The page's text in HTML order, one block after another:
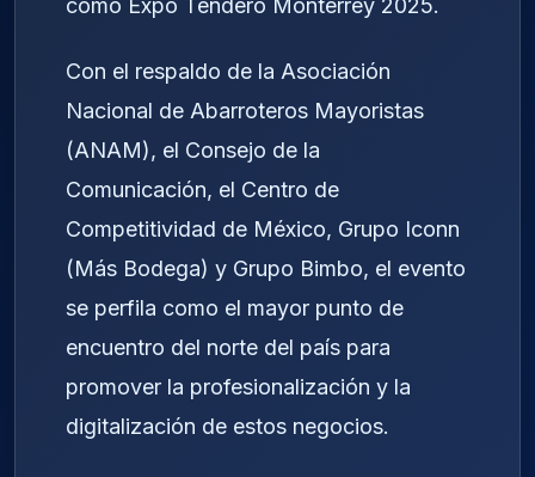
como Expo Tendero Monterrey 2025.
Con el respaldo de la Asociación
Nacional de Abarroteros Mayoristas
(ANAM), el Consejo de la
Comunicación, el Centro de
Competitividad de México, Grupo Iconn
(Más Bodega) y Grupo Bimbo, el evento
se perfila como el mayor punto de
encuentro del norte del país para
promover la profesionalización y la
digitalización de estos negocios.